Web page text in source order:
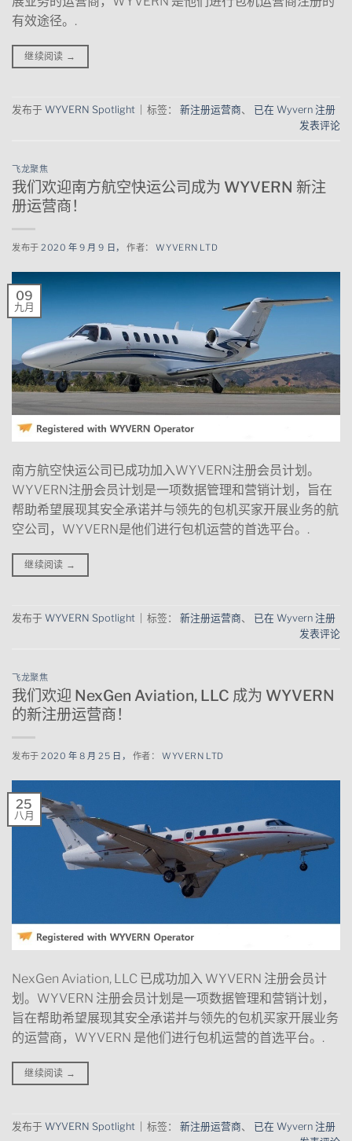
有效途径。.
继续阅读 →
发布于 WYVERN Spotlight 标签： 新注册运营商、 已在 Wyvern 注册
发表评论
飞龙聚焦
我们欢迎南方航空快运公司成为 WYVERN 新注
册运营商！
发布于2020 年 9 月 9 日， 作者：WYVERN LTD
09
九月
南方航空快运公司已成功加入WYVERN注册会员计划。
WYVERN注册会员计划是一项数据管理和营销计划，旨在
帮助希望展现其安全承诺并与领先的包机买家开展业务的航
空公司，WYVERN是他们进行包机运营的首选平台。.
继续阅读 →
发布于 WYVERN Spotlight 标签： 新注册运营商、 已在 Wyvern 注册
发表评论
飞龙聚焦
我们欢迎 NexGen Aviation, LLC 成为 WYVERN
的新注册运营商！
发布于2020 年 8 月 25 日， 作者：WYVERN LTD
25
八月
NexGen Aviation, LLC 已成功加入 WYVERN 注册会员计
划。WYVERN 注册会员计划是一项数据管理和营销计划，
旨在帮助希望展现其安全承诺并与领先的包机买家开展业务
的运营商，WYVERN 是他们进行包机运营的首选平台。.
继续阅读 →
发布于 WYVERN Spotlight 标签： 新注册运营商、 已在 Wyvern 注册